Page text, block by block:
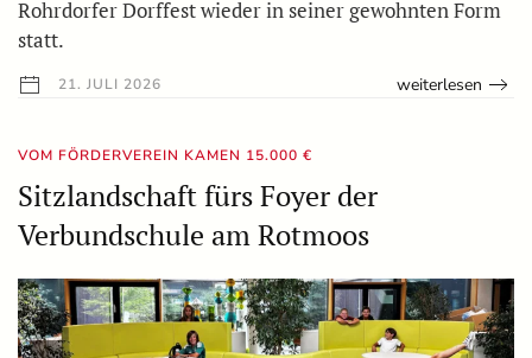
Rohrdorfer Dorffest wieder in seiner gewohnten Form
statt.
21. JULI 2026 weiterlesen
VOM FÖRDERVEREIN KAMEN 15.000 €
Sitzlandschaft fürs Foyer der
Verbundschule am Rotmoos